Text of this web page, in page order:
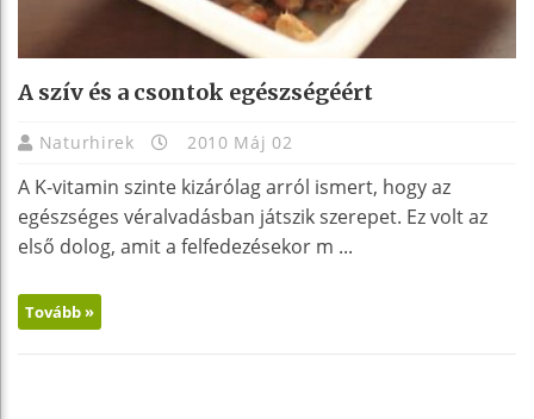
A szív és a csontok egészségéért
Naturhirek 2010 Máj 02
A K-vitamin szinte kizárólag arról ismert, hogy az
egészséges véralvadásban játszik szerepet. Ez volt az
első dolog, amit a felfedezésekor m ...
Tovább »